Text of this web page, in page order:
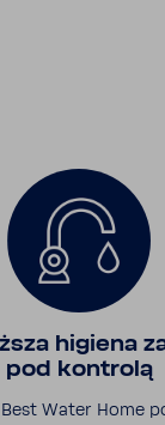
higiena
pod kontrolą
Water Home